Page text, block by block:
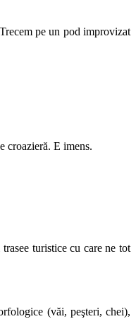
pe un pod improvizat
croazieră. E imens.
turistice cu care ne tot
(văi, peşteri, chei),